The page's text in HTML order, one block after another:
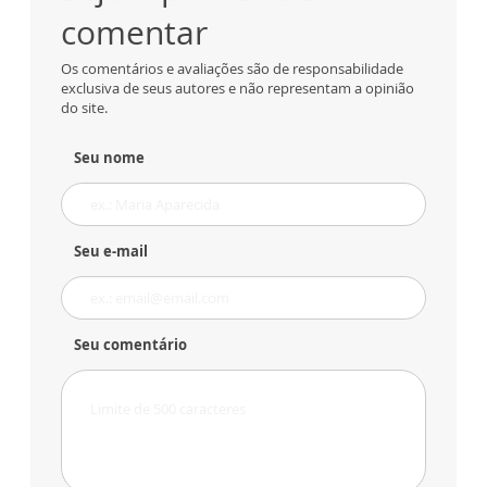
comentar
Os comentários e avaliações são de responsabilidade
exclusiva de seus autores e não representam a opinião
do site.
Seu nome
Seu e-mail
Seu comentário